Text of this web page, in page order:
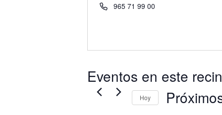
Teléfono965 71 99 00
Eventos en este
Hoy